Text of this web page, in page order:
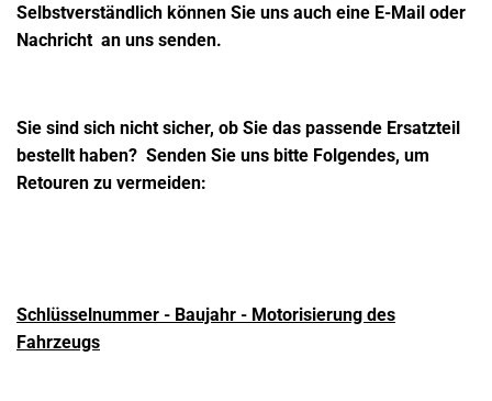
Selbstverständlich können Sie uns auch eine E-Mail oder
Nachricht an uns senden.
Sie sind sich nicht sicher, ob Sie das passende Ersatzteil
bestellt haben? Senden Sie uns bitte Folgendes, um
Retouren zu vermeiden:
Schlüsselnummer - Baujahr - Motorisierung des
Fahrzeugs